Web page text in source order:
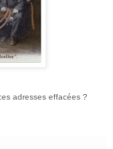
adresses effacées ?